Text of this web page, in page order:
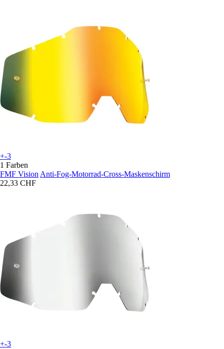
+-3
1 Farben
FMF Vision Anti-Fog-Motorrad-Cross-Maskenschirm
22,33 CHF
+-3